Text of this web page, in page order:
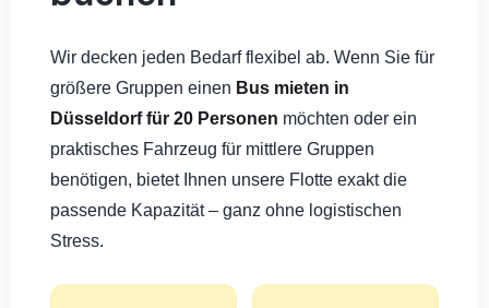
Wir decken jeden Bedarf flexibel ab. Wenn Sie für
größere Gruppen einen Bus mieten in
Düsseldorf für 20 Personen möchten oder ein
praktisches Fahrzeug für mittlere Gruppen
benötigen, bietet Ihnen unsere Flotte exakt die
passende Kapazität – ganz ohne logistischen
Stress.